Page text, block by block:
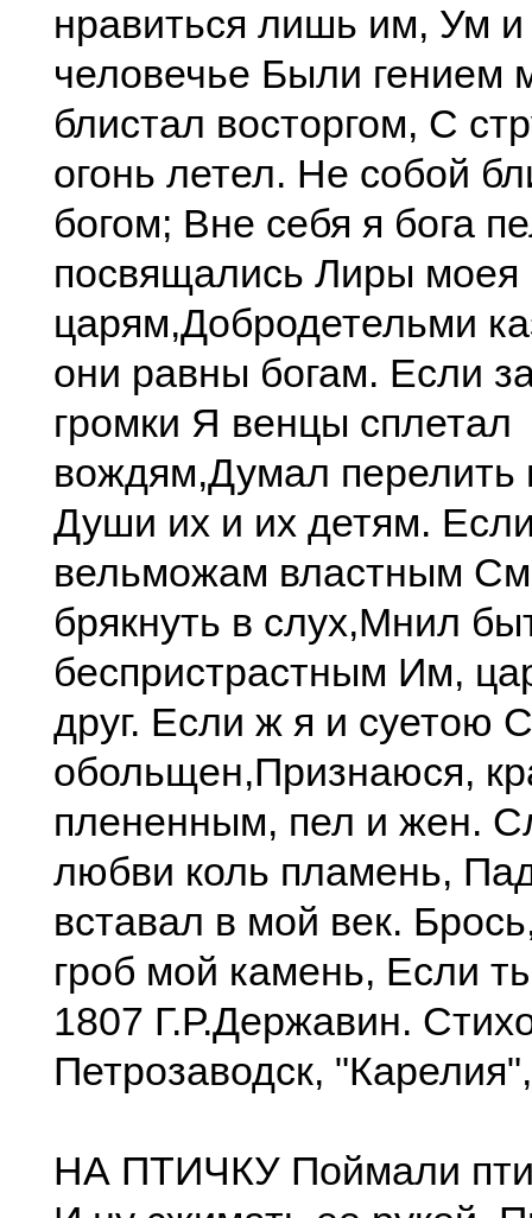
нравиться лишь им, Ум и
человечье Были гением
блистал восторгом, С
огонь летел. Не собой
богом; Вне себя я бога
посвящались Лиры моея
царям,Добродетельми
они равны богам. Если
громки Я венцы сплетал
вождям,Думал перелить
Души их и их детям.
вельможам властным
брякнуть в слух,Мнил
беспристрастным Им,
друг. Если ж я и суетою
обольщен,Признаюся,
плененным, пел и жен.
любви коль пламень,
вставал в мой век.
гроб мой камень, Если
1807 Г.Р.Державин.
Петрозаводск,
НА ПТИЧКУ Поймали